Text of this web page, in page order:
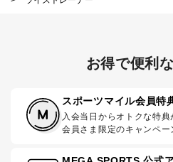
お得で便利
スポーツマイル会員特
入会当日からオトクな特典
会員さま限定のキャンペー